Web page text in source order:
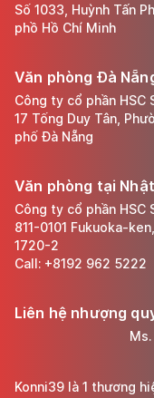
Số 1033, Huỳnh Tấn
phồ Hồ Chí Minh
Văn phòng Đà
Công ty cổ phần HSC
17 Tống Duy Tân,
phố Đà Nẵng
Văn phòng tại Nhật
Công ty cổ phần HSC
811-0101 Fukuoka-
1720-2
Call: +8192 962 5222
Liên hệ nhượng
Konni39 là 1 thương